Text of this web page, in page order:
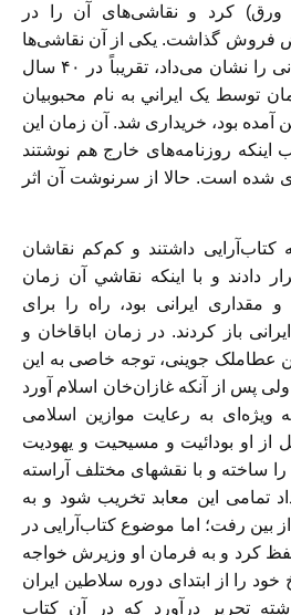
ورق) كرد و نقاشی‌های آن را در
فروش گذاشت. يكی از آن نقاشی‌ها
كه منظره كشته شدن مانی را نشان می‌داد، تقريباً در ۴۰ سال
۶۰۰هزار تومان توسط يک ايراني به نام محبوبيان
آمده بود، خريداری شد. آن زمان اين
اينكه روزنامه‌های خارج هم نوشتند
شده است. حالا از سرنوشت آن اثر
كتاب‌آرايی داشتند و كم‌كم نقاشان
دادند و با اينكه نقاشي آن زمان
مقداری ايرانی بود، راه را برای
باز كردند. در زمان اباقاخان و
جوينی، توجه خاصی به اين
پس از آنكه غازان‌خان اسلام آورد
به رعايت موازين اسلامی
او بودائيت و مسيحيت و يهوديت
را ساخته و با نقشهای مختلف آراسته
تمامی اين معابد تخريب شود و به
بين رفت؛ اما موضوع كتاب‌آرايی در
كرد و به فرمان او وزيرش خواجه
خود را از ابتدای دوره سلاطين ايران
تحرير درآورد كه در آن كتاب